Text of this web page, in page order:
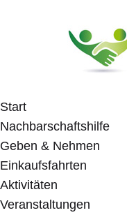
Start
Nachbarschaftshilfe
Geben & Nehmen
Einkaufsfahrten
Aktivitäten
Veranstaltungen